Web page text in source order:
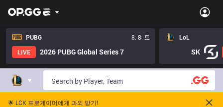
PUBG
8. 8. 토
LIVE
2026 PUBG Global Series 7
LoL
SK
🌟 LCK 프로게이머에게 과외 받기!